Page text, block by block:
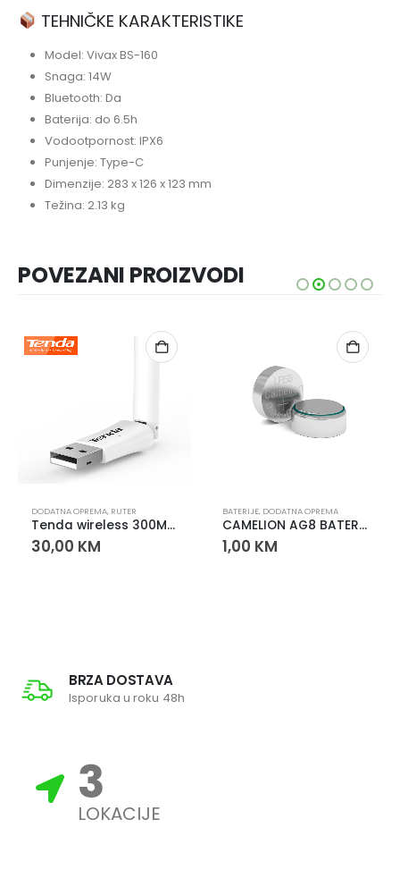
TEHNIČKE KARAKTERISTIKE
Model: Vivax BS-160
Snaga: 14W
Bluetooth: Da
Baterija: do 6.5h
Vodootpornost: IPX6
Punjenje: Type-C
Dimenzije: 283 x 126 x 123 mm
Težina: 2.13 kg
POVEZANI PROIZVODI
MEMORY SD KARTICE
DODATNA OPREMA, RUTER
Tenda wireless 300Mbps
30,00 KM
BATERIJE, DODATNA OPREMA
CAMELION AG8 BATERIJA
1,00 KM
BRZA DOSTAVA
Isporuka u roku 48h
3
LOKACIJE